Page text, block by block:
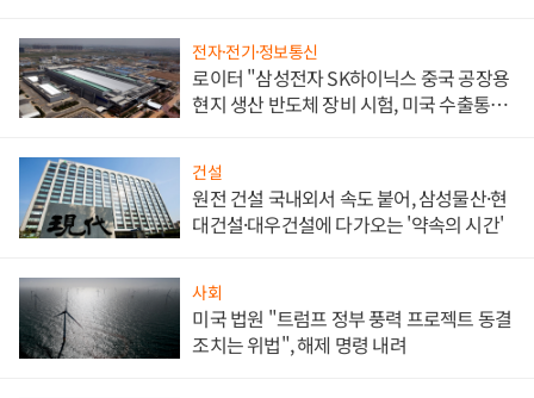
전자·전기·정보통신
로이터 "삼성전자 SK하이닉스 중국 공장용
현지 생산 반도체 장비 시험, 미국 수출통제
건설
원전 건설 국내외서 속도 붙어, 삼성물산·현
대건설·대우건설에 다가오는 '약속의 시간'
사회
미국 법원 "트럼프 정부 풍력 프로젝트 동결
조치는 위법", 해제 명령 내려